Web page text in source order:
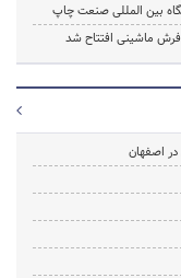
بین المللی صنعت چاپ
فرش ماشینی افتتاح شد
اصفهان